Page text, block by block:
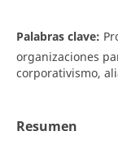
Palabras clave:
organizaciones
corporativismo,
Resumen